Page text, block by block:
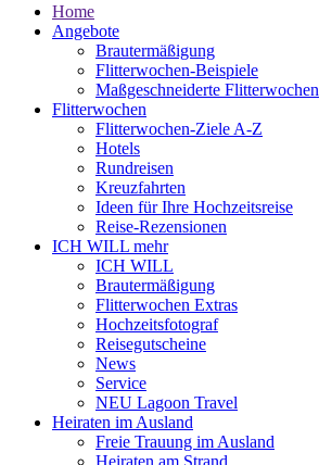
Home
Angebote
Brautermäßigung
Flitterwochen-Beispiele
Maßgeschneiderte Flitterwochen
Flitterwochen
Flitterwochen-Ziele A-Z
Hotels
Rundreisen
Kreuzfahrten
Ideen für Ihre Hochzeitsreise
Reise-Rezensionen
ICH WILL mehr
ICH WILL
Brautermäßigung
Flitterwochen Extras
Hochzeitsfotograf
Reisegutscheine
News
Service
NEU Lagoon Travel
Heiraten im Ausland
Freie Trauung im Ausland
Heiraten am Strand